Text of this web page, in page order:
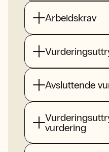
Arbeidskrav
Avsluttende
vurdering